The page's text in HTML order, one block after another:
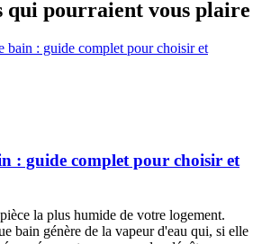
qui pourraient vous plaire
: guide complet pour choisir et
la plus humide de votre logement.
bain génère de la vapeur d'eau qui, si elle